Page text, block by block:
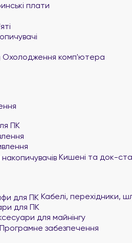
плати
Охолодження комп'ютера
ПК
Кишені та док-
Кабелі, перехідники,
для ПК
для майнінгу
Програмне забезпечення